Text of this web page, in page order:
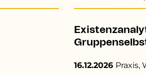
16.12.2026 Praxis,